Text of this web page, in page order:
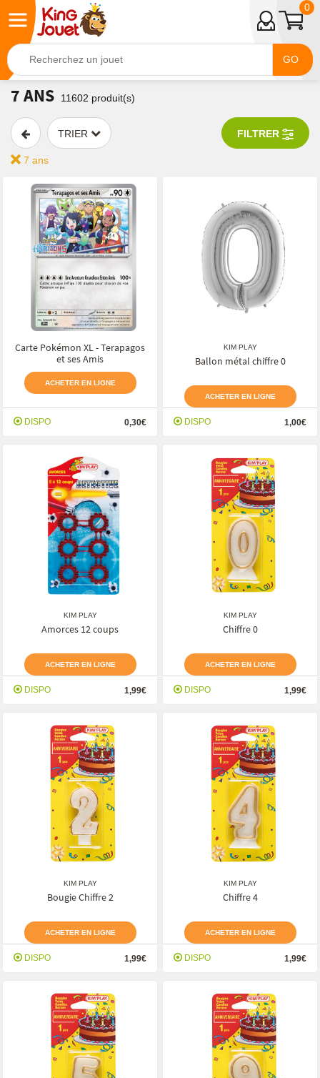
GO
0
7 ANS 11602 produit(s)
TRIER FILTRER
7 ans
Carte Pokémon XL - Terapagos
et ses Amis
ACHETER EN LIGNE
DISPO 0,30€
KIM PLAY
Ballon métal chiffre 0
ACHETER EN LIGNE
DISPO 1,00€
KIM PLAY
Amorces 12 coups
ACHETER EN LIGNE
DISPO 1,99€
KIM PLAY
Chiffre 0
ACHETER EN LIGNE
DISPO 1,99€
KIM PLAY
Bougie Chiffre 2
ACHETER EN LIGNE
DISPO 1,99€
KIM PLAY
Chiffre 4
ACHETER EN LIGNE
DISPO 1,99€